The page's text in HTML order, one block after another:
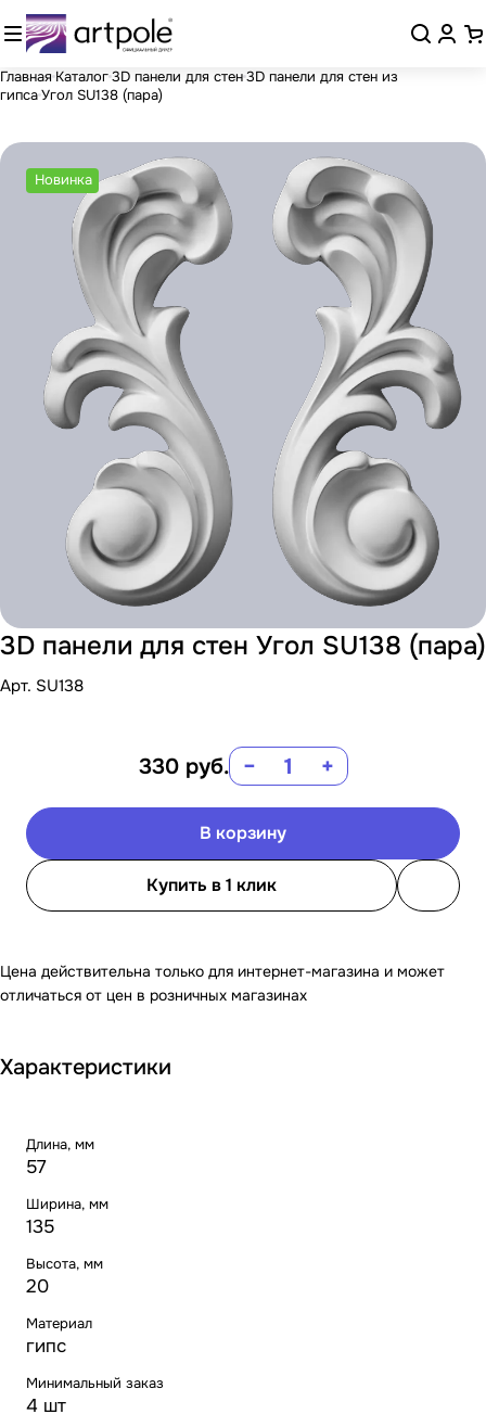
Главная Каталог3D панели для стен3D панели для стен из
гипсаУгол SU138 (пара)
Новинка
3D панели для стен Угол SU138 (пара)
Арт. SU138
330 руб. − +
В корзину
Купить в 1 клик
Цена действительна только для интернет-магазина и может
отличаться от цен в розничных магазинах
Характеристики
Длина, мм
57
Ширина, мм
135
Высота, мм
20
Материал
гипс
Минимальный заказ
4 шт